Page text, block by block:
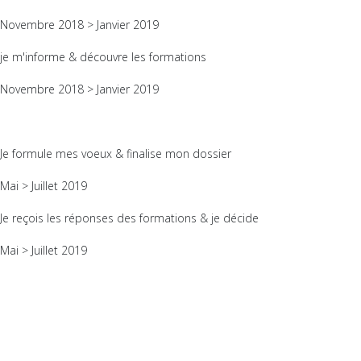
Novembre 2018 > Janvier 2019
je m'informe & découvre les formations
Novembre 2018 > Janvier 2019
Je formule mes voeux & finalise mon dossier
Mai > Juillet 2019
Je reçois les réponses des formations & je décide
Mai > Juillet 2019